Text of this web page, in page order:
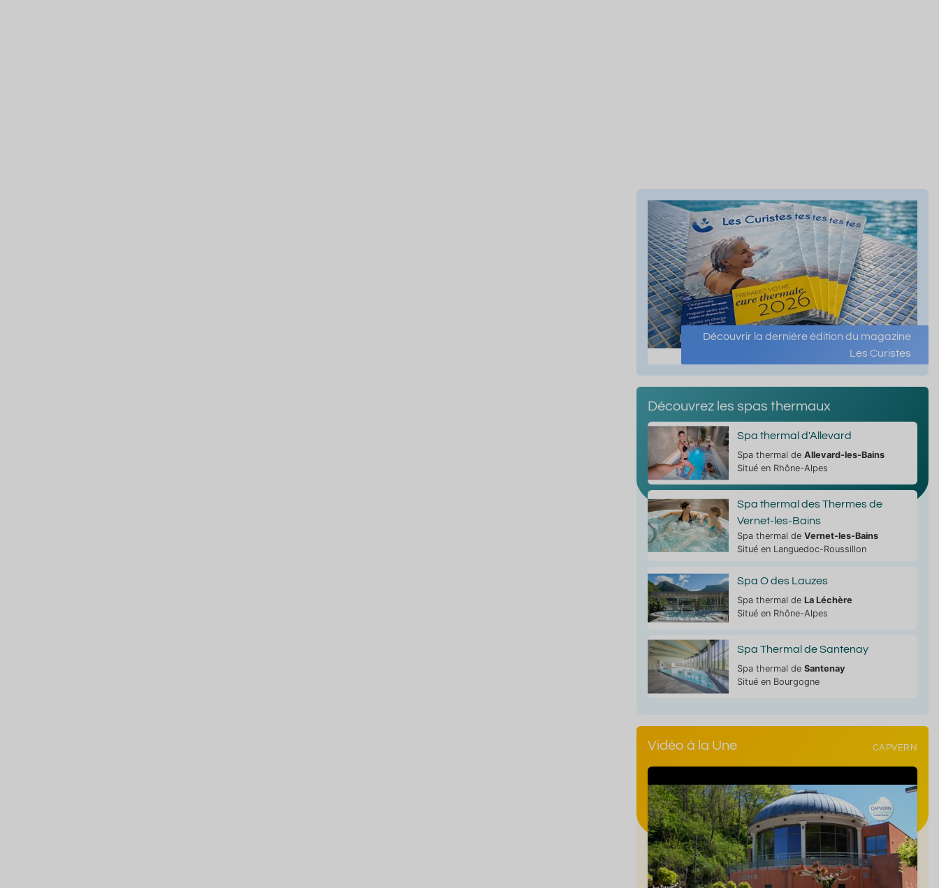
Découvrir la dernière édition du magazine
Les Curistes
Découvrez les spas thermaux
Spa thermal d'Allevard
Spa thermal de Allevard-les-Bains
Situé en Rhône-Alpes
Spa thermal des Thermes de
Vernet-les-Bains
Spa thermal de Vernet-les-Bains
Situé en Languedoc-Roussillon
Spa O des Lauzes
Spa thermal de La Léchère
Situé en Rhône-Alpes
Spa Thermal de Santenay
Spa thermal de Santenay
Situé en Bourgogne
Vidéo à la Une CAPVERN